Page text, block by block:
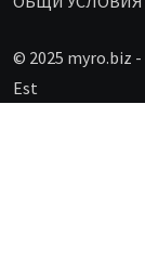
© 2025 myro.biz -
Est